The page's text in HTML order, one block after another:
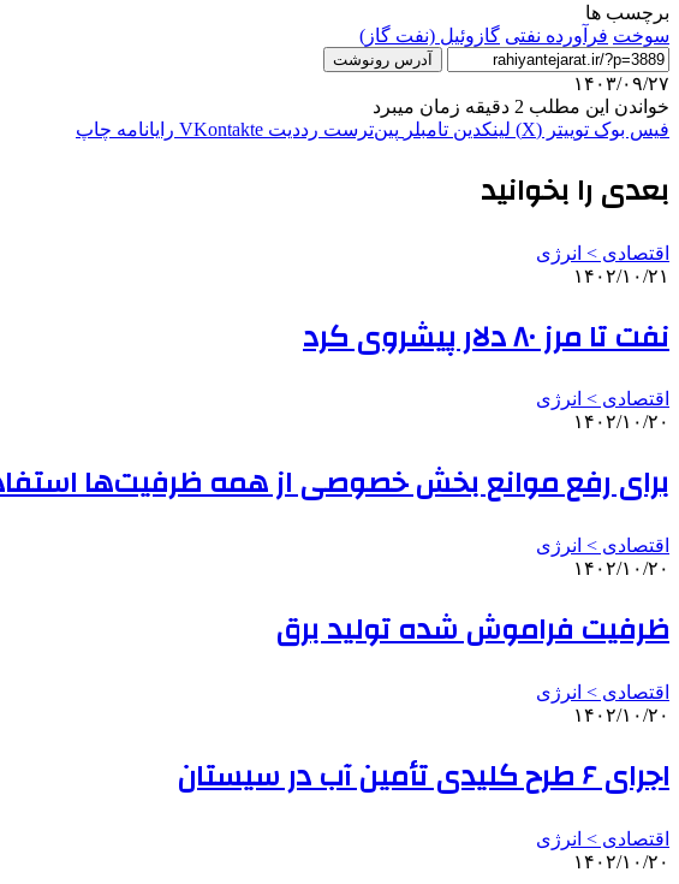
برچسب ها
سوخت فرآورده نفتی گازوئيل (نفت گاز)
آدرس رونوشت
۱۴۰۳/۰۹/۲۷
خواندن این مطلب 2 دقیقه زمان میبرد
فیس بوک توییتر (X) لینکدین ‫تامبلر ‫پین‌ترست ‫رددیت ‫VKontakte رایانامه چاپ
بعدی را بخوانید
اقتصادی > انرژی
۱۴۰۲/۱۰/۲۱
نفت تا مرز ۸۰ دلار پیشروی کرد
اقتصادی > انرژی
۱۴۰۲/۱۰/۲۰
برای رفع موانع بخش خصوصی از همه ظرفیت‌ها
اقتصادی > انرژی
۱۴۰۲/۱۰/۲۰
ظرفیت فراموش شده تولید برق
اقتصادی > انرژی
۱۴۰۲/۱۰/۲۰
اجرای ۶ طرح کلیدی تأمین آب در سیستان
اقتصادی > انرژی
۱۴۰۲/۱۰/۲۰